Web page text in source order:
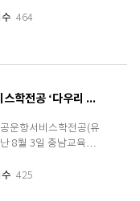
테이지 칼리지
464
중부대학교, 항공운항서비스학전공 ‘다우리 꿈길 성장캠프’ 항공 직무체험 운영
운항서비스학전공(유
8월 3일 충남교육청
장캠프’에 참여해 다
425